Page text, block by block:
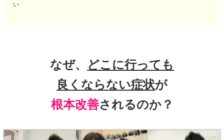
い
なぜ、
どこに行っても
良くならない症状が
根本改善されるのか？